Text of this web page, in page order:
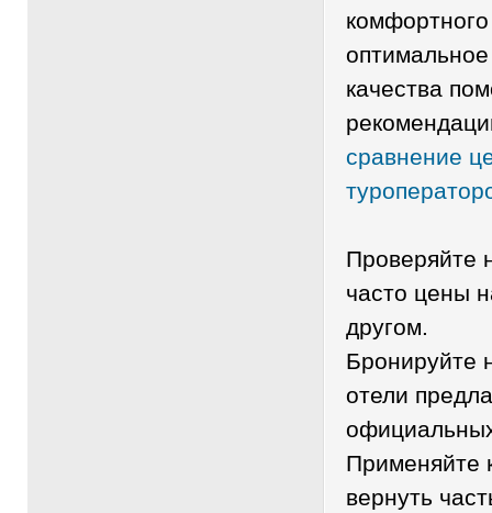
качества
сравнение
Проверяйте
часто цены
другом.
Бронируйте
отели
Применяйте
вернуть